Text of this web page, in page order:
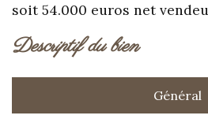
soit 54.000 euros net
descriptif du bien
Général